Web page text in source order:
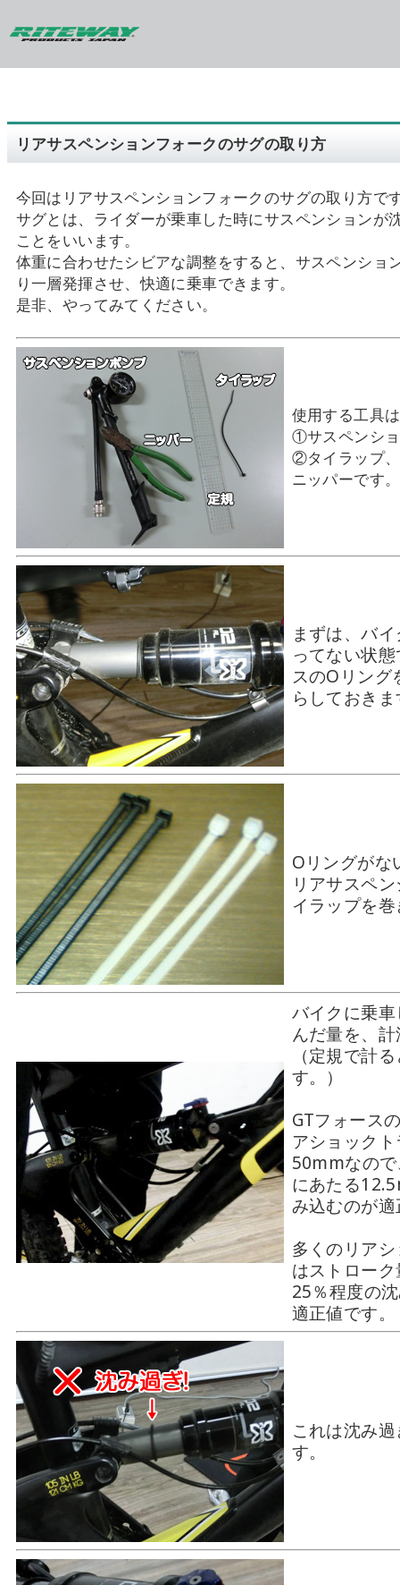
リアサスペンションフォークのサグの取り方
今回はリアサスペンションフォークのサグの取り方で
サグとは、ライダーが乗車した時にサスペンションが
ことをいいます。
体重に合わせたシビアな調整をすると、サスペンショ
り一層発揮させ、快適に乗車できます。
是非、やってみてください。
使用する工具
①サスペンシ
②タイラップ
ニッパーです。
まずは、バ
ってない状
スのOリング
らしておき
Oリングがな
リアサスペ
イラップを
バイクに乗
んだ量を、
（定規で計
す。）
GTフォース
アショック
50mmなの
にあたる
み込むのが
多くのリア
はストロー
25％程度の
適正値です。
これは沈み
す。